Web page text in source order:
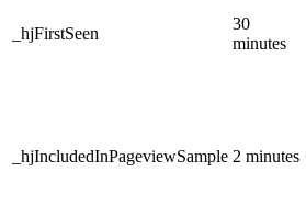
_hjFirstSeen
30
minutes
_hjIncludedInPageviewSample 2 minutes